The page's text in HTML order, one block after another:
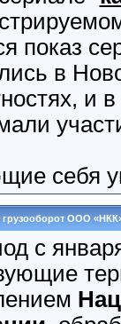
показ
в
и
себя
ООО
с